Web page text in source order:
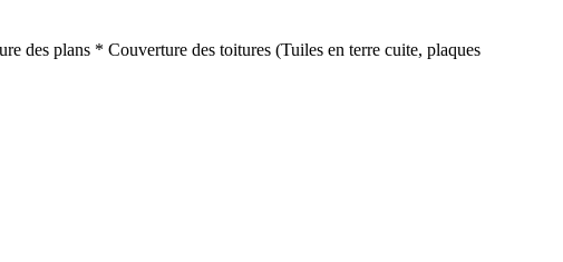
des plans * Couverture des toitures (Tuiles en terre cuite, plaques